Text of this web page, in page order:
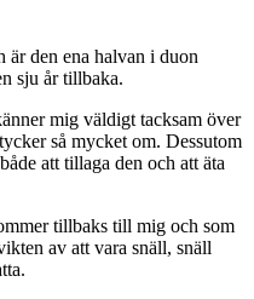
är den ena halvan i duon
sju år tillbaka.
mig väldigt tacksam över
så mycket om. Dessutom
att tillaga den och att äta
tillbaks till mig och som
av att vara snäll, snäll